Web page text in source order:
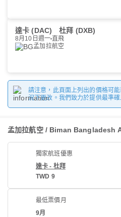
達卡 (DAC) 杜拜 (DXB)
8月10日週一 直飛
孟加拉航空
請注意，此頁面上列出的價格可
況下更改。我們致力於提供最準確
孟加拉航空 / Biman Bangladesh
獨家航班優惠
達卡 - 杜拜
TWD 9
最低票價月
9月